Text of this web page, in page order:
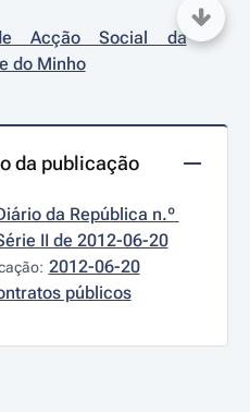
Acção Social da
do Minho
da publicação
da República n.º
II de 2012-06-20
2012-06-20
públicos